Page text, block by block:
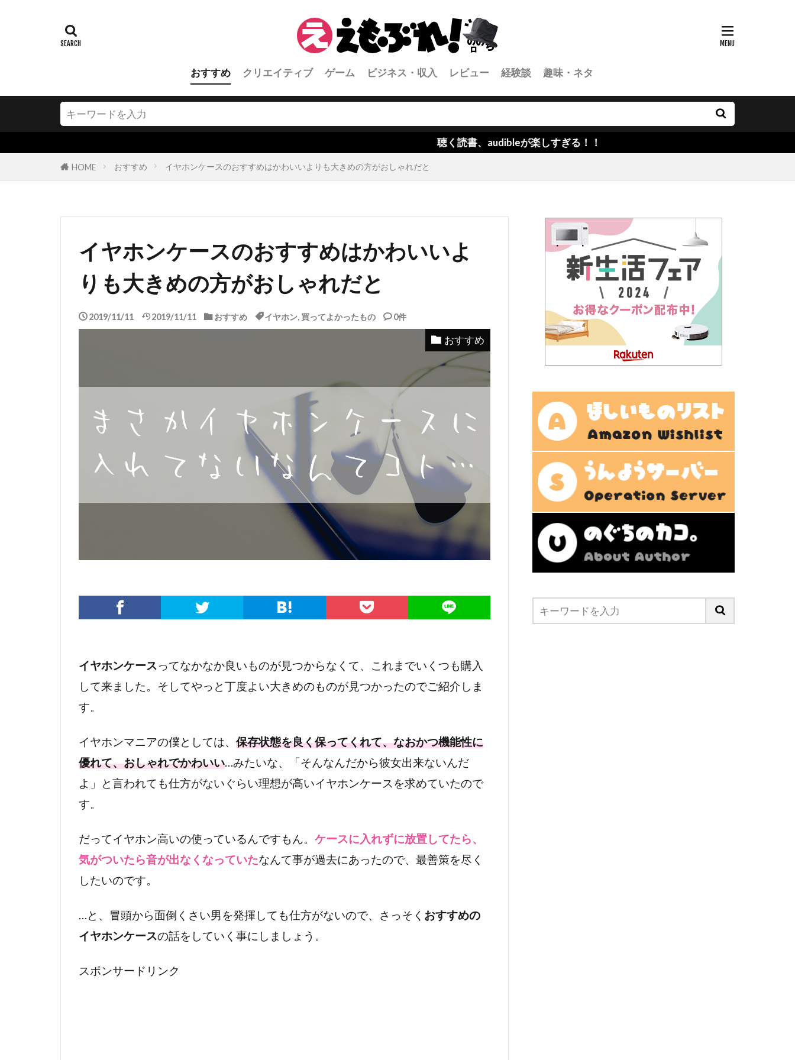
おすすめ クリエイティブ ゲーム ビジネス・収入 レビュー 経験談 趣味・ネタ
聴く読書、audibleが楽しすぎる！！
HOME おすすめ イヤホンケースのおすすめはかわいいよりも大きめの方がおしゃれだと
イヤホンケースのおすすめはかわいいよ
りも大きめの方がおしゃれだと
2019/11/11 2019/11/11 おすすめ イヤホン, 買ってよかったもの 0件
おすすめ
イヤホンケースってなかなか良いものが見つからなくて、これまでいくつも購入
して来ました。そしてやっと丁度よい大きめのものが見つかったのでご紹介しま
す。
イヤホンマニアの僕としては、 保存状態を良く保ってくれて、なおかつ機能性に
優れて、おしゃれでかわいい…みたいな、「そんなんだから彼女出来ないんだ
よ」と言われても仕方がないぐらい理想が高いイヤホンケースを求めていたので
す。
だってイヤホン高いの使っているんですもん。 ケースに入れずに放置してたら、
気がついたら音が出なくなっていたなんて事が過去にあったので、最善策を尽く
したいのです。
…と、冒頭から面倒くさい男を発揮しても仕方がないので、さっそく おすすめの
イヤホンケースの話をしていく事にしましょう。
スポンサードリンク